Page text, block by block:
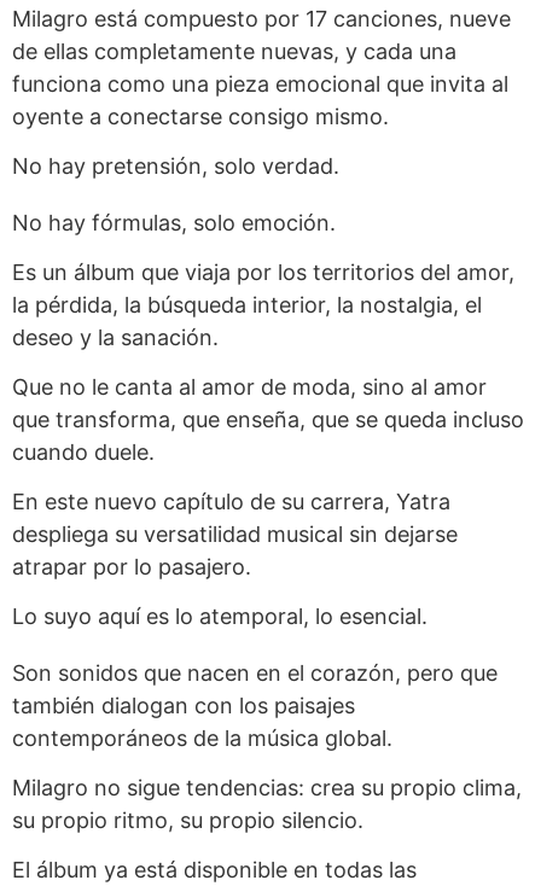
Milagro está compuesto por 17 canciones, nueve
de ellas completamente nuevas, y cada una
funciona como una pieza emocional que invita al
oyente a conectarse consigo mismo.
No hay pretensión, solo verdad.
No hay fórmulas, solo emoción.
Es un álbum que viaja por los territorios del amor,
la pérdida, la búsqueda interior, la nostalgia, el
deseo y la sanación.
Que no le canta al amor de moda, sino al amor
que transforma, que enseña, que se queda incluso
cuando duele.
En este nuevo capítulo de su carrera, Yatra
despliega su versatilidad musical sin dejarse
atrapar por lo pasajero.
Lo suyo aquí es lo atemporal, lo esencial.
Son sonidos que nacen en el corazón, pero que
también dialogan con los paisajes
contemporáneos de la música global.
Milagro no sigue tendencias: crea su propio clima,
su propio ritmo, su propio silencio.
El álbum ya está disponible en todas las